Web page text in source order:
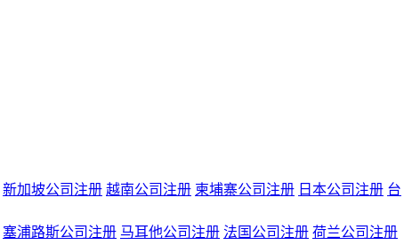
新加坡公司注册 越南公司注册 柬埔寨公司注册 日本公司注册 台
塞浦路斯公司注册 马耳他公司注册 法国公司注册 荷兰公司注册